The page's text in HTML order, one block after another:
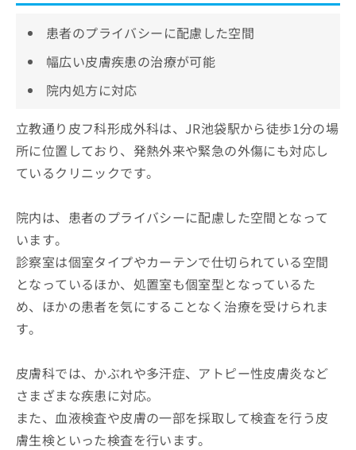
患者のプライバシーに配慮した空間
幅広い皮膚疾患の治療が可能
院内処方に対応
立教通り皮フ科形成外科は、JR池袋駅から徒歩1分の場
所に位置しており、発熱外来や緊急の外傷にも対応し
ているクリニックです。
院内は、患者のプライバシーに配慮した空間となって
います。
診察室は個室タイプやカーテンで仕切られている空間
となっているほか、処置室も個室型となっているた
め、ほかの患者を気にすることなく治療を受けられま
す。
皮膚科では、かぶれや多汗症、アトピー性皮膚炎など
さまざまな疾患に対応。
また、血液検査や皮膚の一部を採取して検査を行う皮
膚生検といった検査を行います。